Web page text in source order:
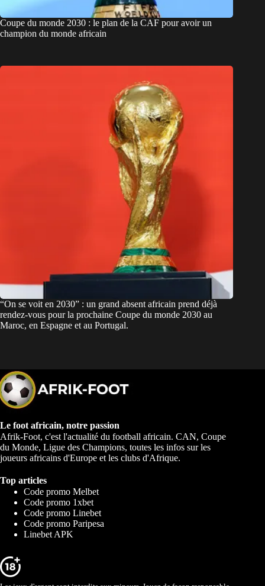
Coupe du monde 2030 : le plan de la CAF pour avoir un
champion du monde africain
“On se voit en 2030” : un grand absent africain prend déjà
rendez-vous pour la prochaine Coupe du monde 2030 au
Maroc, en Espagne et au Portugal.
Le foot africain, notre passion
Afrik-Foot, c'est l'actualité du football africain. CAN, Coupe
du Monde, Ligue des Champions, toutes les infos sur les
joueurs africains d'Europe et les clubs d'Afrique.
Top articles
Code promo Melbet
Code promo 1xbet
Code promo Linebet
Code promo Paripesa
Linebet APK